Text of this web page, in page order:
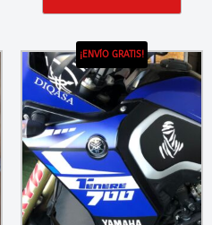
¡ENVÍO GRATIS!